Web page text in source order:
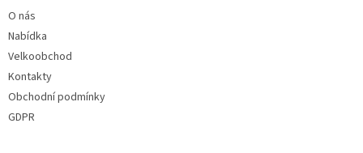
O nás
Nabídka
Velkoobchod
Kontakty
Obchodní podmínky
GDPR